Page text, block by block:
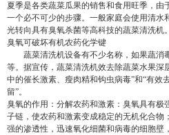
夏季是各类蔬菜瓜果的销售和食用旺季，由
一个必不可少的步骤。一般家庭会使用清水
光转向具有臭氧杀菌等高科技的蔬菜清洗机。
臭氧可破坏有机农药化学键
蔬菜清洗机设备有不少名称，如果蔬消
等。据宣传，蔬菜清洗机效去除蔬菜水果深
中的催长激素、瘦肉精和钩虫病毒”和“有效
留”。
臭氧的作用：分解农药和激素：臭氧具有极
子链，使农药和激素变成稳定的无机化合物
强的渗透性，迅速氧化细菌和病毒的细胞壁